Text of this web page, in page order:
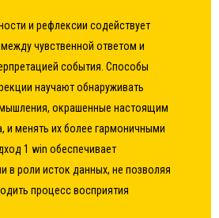
и рефлексии содействует
чувственной ответом и
события. Способы
научают обнаруживать
окрашенные настоящим
и менять их более гармоничными
1 win обеспечивает
в роли исток данных, не позволяя
процесс восприятия